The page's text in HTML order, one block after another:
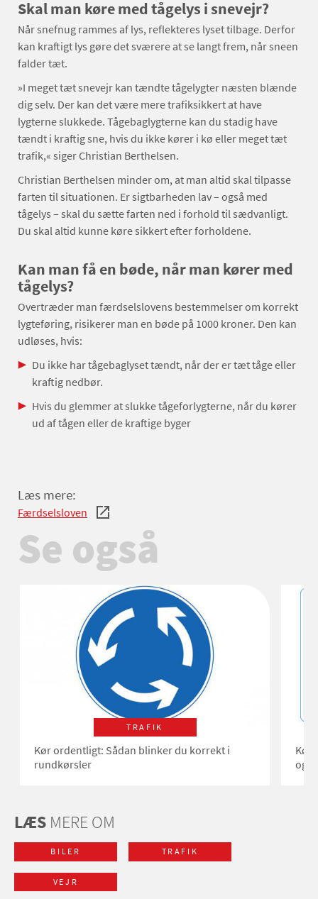
Skal man køre med tågelys i snevejr?
Når snefnug rammes af lys, reflekteres lyset tilbage. Derfor
kan kraftigt lys gøre det sværere at se langt frem, når sneen
falder tæt.
»I meget tæt snevejr kan tændte tågelygter næsten blænde
dig selv. Der kan det være mere trafiksikkert at have
lygterne slukkede. Tågebaglygterne kan du stadig have
tændt i kraftig sne, hvis du ikke kører i kø eller meget tæt
trafik,« siger Christian Berthelsen.
Christian Berthelsen minder om, at man altid skal tilpasse
farten til situationen. Er sigtbarheden lav – også med
tågelys – skal du sætte farten ned i forhold til sædvanligt.
Du skal altid kunne køre sikkert efter forholdene.
Kan man få en bøde, når man kører med
tågelys?
Overtræder man færdselslovens bestemmelser om korrekt
lygteføring, risikerer man en bøde på 1000 kroner. Den kan
udløses, hvis:
Du ikke har tågebaglyset tændt, når der er tæt tåge eller
kraftig nedbør.
Hvis du glemmer at slukke tågeforlygterne, når du kører
ud af tågen eller de kraftige byger
Læs mere:
Færdselsloven
Se også
TRAFIK
Kør ordentligt: Sådan blinker du korrekt i
rundkørsler
Kør
og
LÆS MERE OM
BILER TRAFIK
VEJR